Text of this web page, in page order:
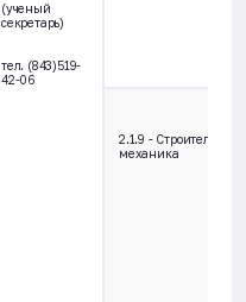
(ученый
секретарь)
тел. (843)519-
42-06
2.1.9 - Строительная
механика